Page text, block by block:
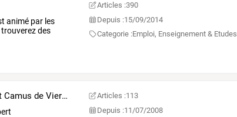
animé par les
trouverezdes
Articles :390
Depuis :15/09/2014
Categorie :Emploi, Enseignement & Etudes
Blog du CDI du collège Albert Camus de Vierzon Articles :113
Depuis :11/07/2008